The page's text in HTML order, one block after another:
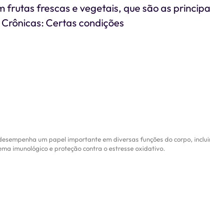
frutas frescas e vegetais, que são as
Certas condições
um papel importante em diversas funções do corpo,
imunológico e proteção contra o estresse oxidativo.